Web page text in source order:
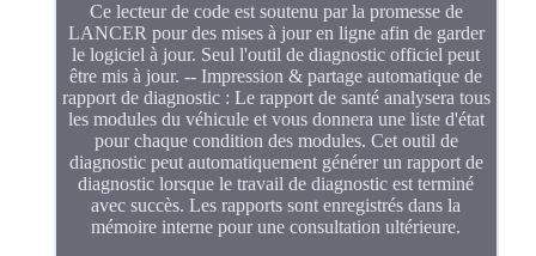
Ce lecteur de code est soutenu par la promesse de
LANCER pour des mises à jour en ligne afin de garder
le logiciel à jour. Seul l'outil de diagnostic officiel peut
être mis à jour. -- Impression & partage automatique de
rapport de diagnostic : Le rapport de santé analysera tous
les modules du véhicule et vous donnera une liste d'état
pour chaque condition des modules. Cet outil de
diagnostic peut automatiquement générer un rapport de
diagnostic lorsque le travail de diagnostic est terminé
avec succès. Les rapports sont enregistrés dans la
mémoire interne pour une consultation ultérieure.